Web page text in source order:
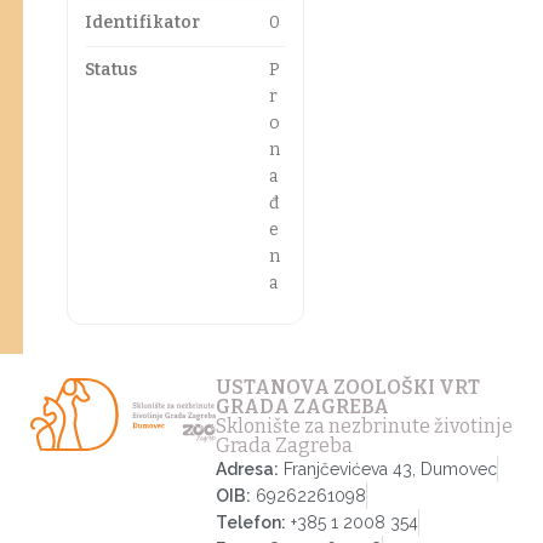
Identifikator 0
Status
P
r
o
n
a
đ
e
n
a
USTANOVA ZOOLOŠKI VRT
GRADA ZAGREBA
Sklonište za nezbrinute životinje
Grada Zagreba
Adresa: Franjčevićeva 43, Dumovec
OIB: 69262261098
Telefon: +385 1 2008 354